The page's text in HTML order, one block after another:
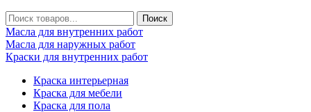
Масла для внутренних работ
Масла для наружных работ
Краски для внутренних работ
Краска интерьерная
Краска для мебели
Краска для пола